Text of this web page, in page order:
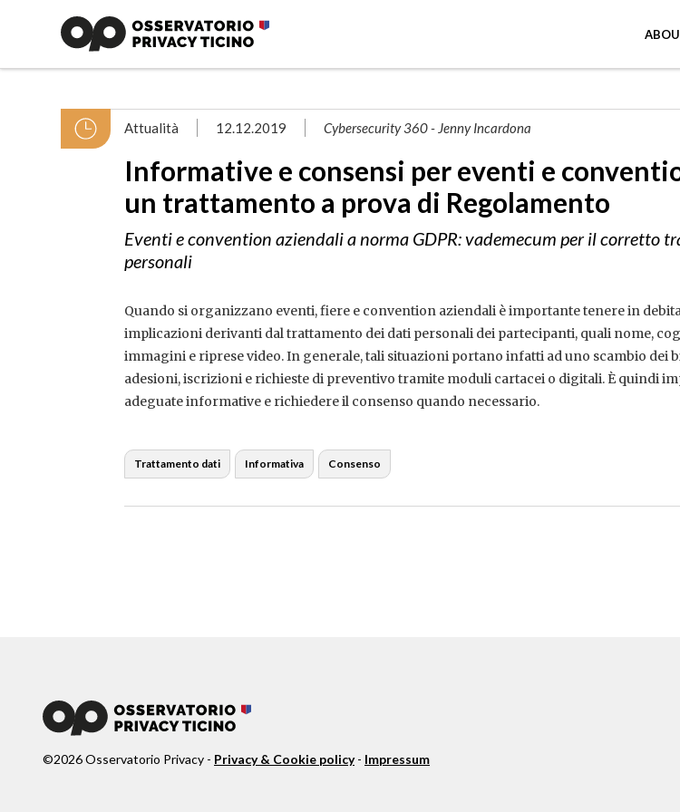
Attualità 12.12.2019 Cybersecurity 360 - Jenny Incardona
Informative e consensi per eventi e
un trattamento a prova di Regolamento
Eventi e convention aziendali a norma GDPR: vademecum per il corretto
personali
Quando si organizzano eventi, fiere e convention aziendali è importante tenere in
implicazioni derivanti dal trattamento dei dati personali dei partecipanti, quali nome,
immagini e riprese video. In generale, tali situazioni portano infatti ad uno scambio dei
adesioni, iscrizioni e richieste di preventivo tramite moduli cartacei o digitali. È quindi
adeguate informative e richiedere il consenso quando necessario.
Trattamento dati Informativa Consenso
©2026Osservatorio Privacy - Privacy & Cookie policy- Impressum